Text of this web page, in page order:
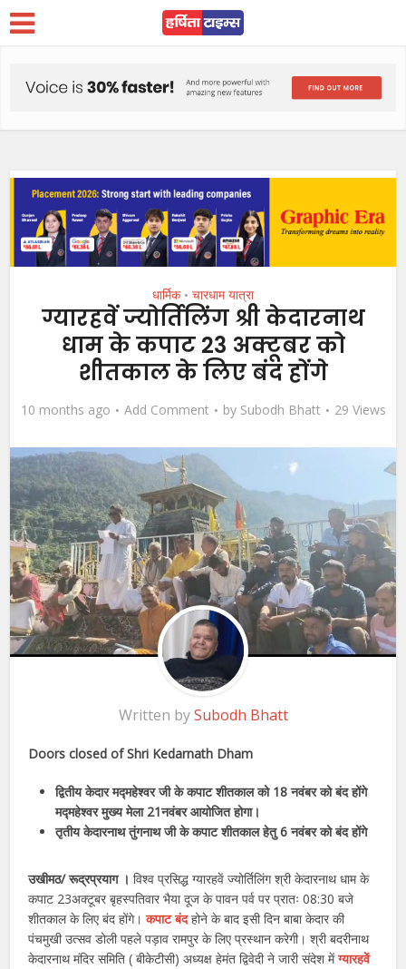
धार्मिक • चारधाम यात्रा
ग्यारहवें ज्योर्तिलिंग श्री केदारनाथ
धाम के कपाट 23 अक्टूबर को
शीतकाल के लिए बंद होंगे
10 months ago Add Comment by Subodh Bhatt 29 Views
Written bySubodh Bhatt
Doors closed of Shri Kedarnath Dham
द्वितीय केदार मद्महेश्वर जी के कपाट शीतकाल को 18 नवंबर को बंद होंगे
मद्महेश्वर मुख्य मेला 21नवंबर आयोजित होगा।
तृतीय केदारनाथ तुंगनाथ जी के कपाट शीतकाल हेतु 6 नवंबर को बंद होंगे
उखीमठ/ रूद्रप्रयाग । विश्व प्रसिद्ध ग्यारहवें ज्योर्तिलिंग श्री केदारनाथ धाम के
कपाट 23अक्टूबर बृहस्पतिवार भैया दूज के पावन पर्व पर प्रातः 08:30 बजे
शीतकाल के लिए बंद होंगे।कपाट बंदहोने के बाद इसी दिन बाबा केदार की
पंचमुखी उत्सव डोली पहले पड़ाव रामपुर के लिए प्रस्थान करेगी। श्री बदरीनाथ
केदारनाथ मंदिर समिति ( बीकेटीसी) अध्यक्ष हेमंत द्विवेदी ने जारी संदेश मेंग्यारहवें